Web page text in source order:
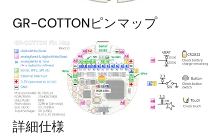
GR-COTTONピンマップ
詳細仕様